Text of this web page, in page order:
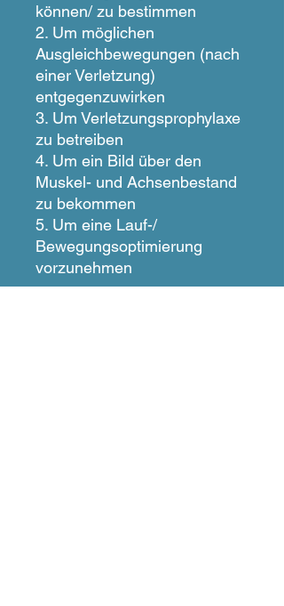
können/ zu bestimmen
2. Um möglichen
Ausgleichbewegungen (nach
einer Verletzung)
entgegenzuwirken
3. Um Verletzungsprophylaxe
zu betreiben
4. Um ein Bild über den
Muskel- und Achsenbestand
zu bekommen
5. Um eine Lauf-/
Bewegungsoptimierung
vorzunehmen